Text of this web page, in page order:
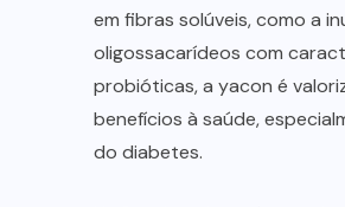
em fibras solúveis, como a
oligossacarídeos com
probióticas, a yacon é
benefícios à saúde,
do diabetes.